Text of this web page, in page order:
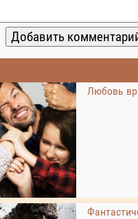
Любовь